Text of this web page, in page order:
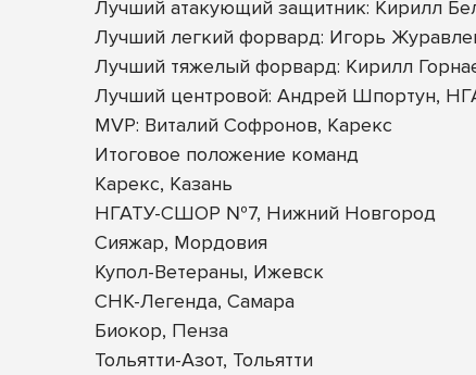
Лучший атакующий защитник: Кирилл
Лучший легкий форвард: Игорь
Лучший тяжелый форвард: Кирилл
Лучший центровой: Андрей Шпортун,
MVP: Виталий Софронов, Карекс
Итоговое положение команд
Карекс, Казань
НГАТУ-СШОР №7, Нижний Новгород
Сияжар, Мордовия
Купол-Ветераны, Ижевск
СНК-Легенда, Самара
Биокор, Пенза
Тольятти-Азот, Тольятти